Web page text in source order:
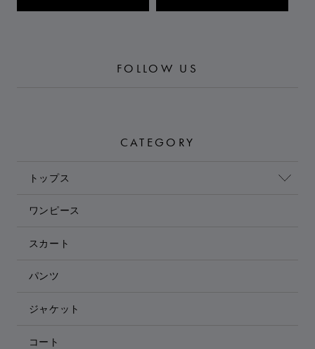
FOLLOW US
CATEGORY
トップス
ワンピース
スカート
パンツ
ジャケット
コート